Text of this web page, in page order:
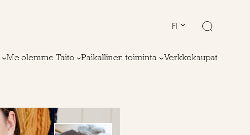
FI
Me olemme Taito Paikallinen toiminta Verkkokaupat